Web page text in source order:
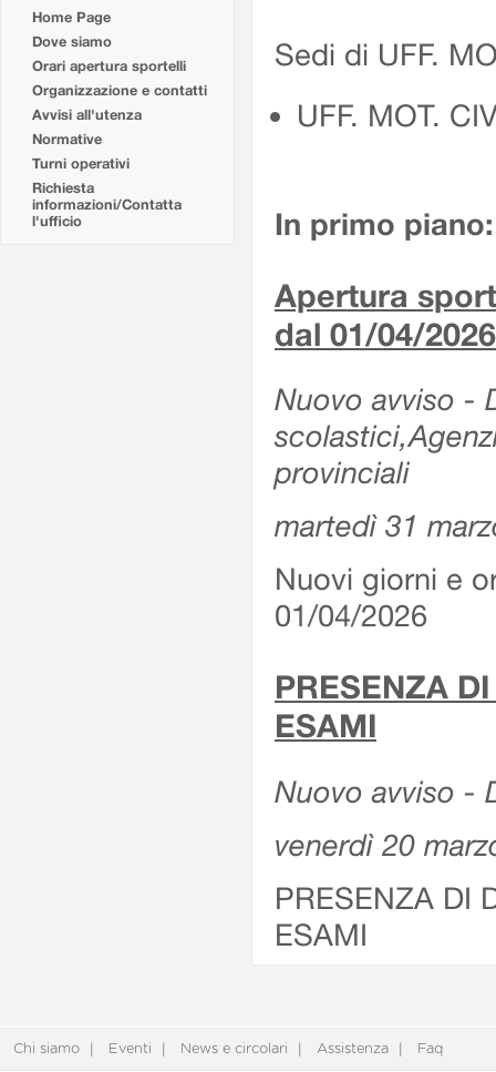
Home Page
Dove siamo
Orari apertura sportelli
Organizzazione e contatti
Avvisi all'utenza
Normative
Turni operativi
Richiesta
informazioni/Contatta
l'ufficio
Sedi di UFF.
UFF. MOT.
In primo piano:
Apertura
dal 01/04/2026
Nuovo avviso -
provinciali
martedì 31
Nuovi giorni e
01/04/2026
PRESENZA
ESAMI
Nuovo avviso -
venerdì 20
PRESENZA DI
ESAMI
Chi siamo Eventi News e circolari Assistenza Faq